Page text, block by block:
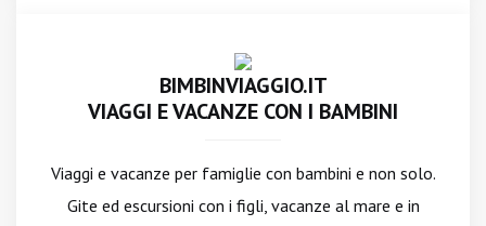
BIMBINVIAGGIO.IT
VIAGGI E VACANZE CON I BAMBINI
Viaggi e vacanze per famiglie con bambini e non solo.
Gite ed escursioni con i figli, vacanze al mare e in